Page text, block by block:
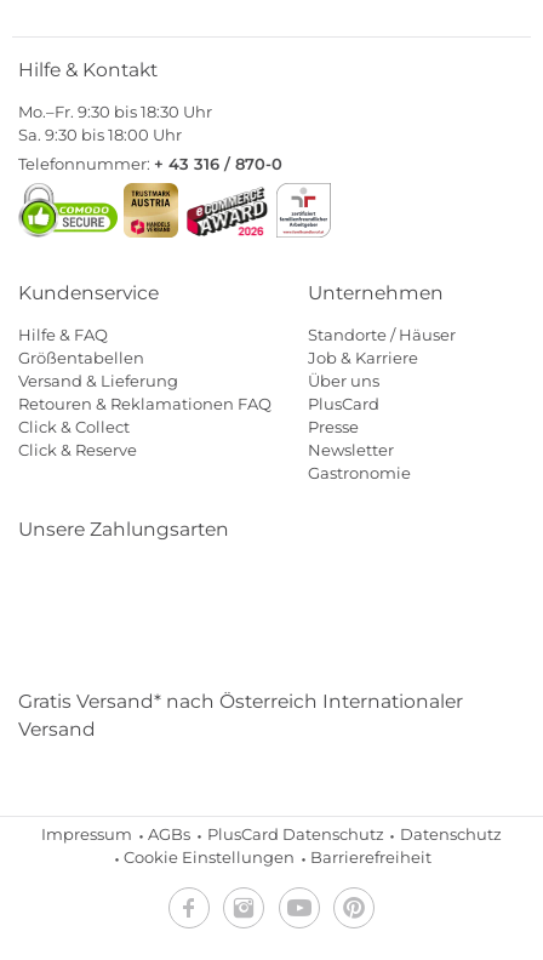
Hilfe & Kontakt
Mo.–Fr. 9:30 bis 18:30 Uhr
Sa. 9:30 bis 18:00 Uhr
Telefonnummer: + 43 316 / 870-0
Kundenservice
Hilfe & FAQ
Größentabellen
Versand & Lieferung
Retouren & Reklamationen FAQ
Click & Collect
Click & Reserve
Unternehmen
Standorte / Häuser
Job & Karriere
Über uns
PlusCard
Presse
Newsletter
Gastronomie
Unsere Zahlungsarten
Gratis Versand* nach Österreich Internationaler
Versand
Impressum AGBs PlusCard Datenschutz
Datenschutz
Cookie Einstellungen
Barrierefreiheit